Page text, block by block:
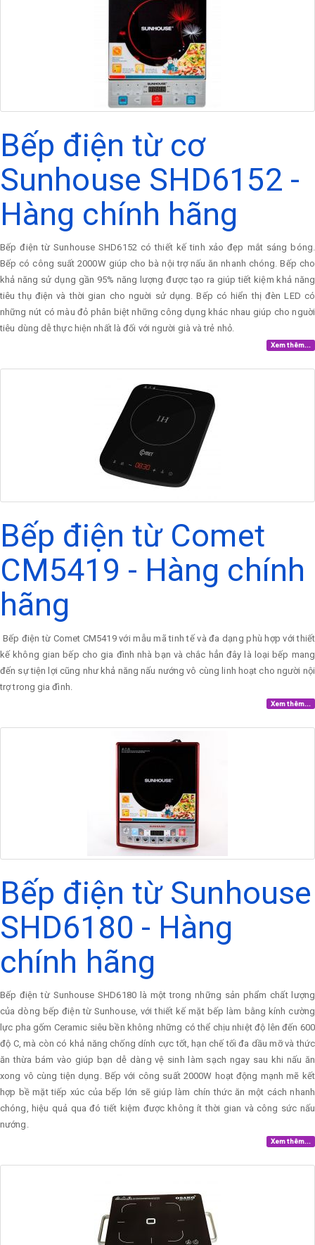
Bếp điện từ cơ
Sunhouse SHD6152 -
Hàng chính hãng
Bếp điện từ Sunhouse SHD6152 có thiết kế tinh xảo đẹp mắt sáng bóng.
Bếp có công suất 2000W giúp cho bà nội trợ nấu ăn nhanh chóng. Bếp cho
khả năng sử dụng gần 95% năng lượng được tạo ra giúp tiết kiệm khả năng
tiêu thụ điện và thời gian cho nguời sử dụng. Bếp có hiển thị đèn LED có
những nút có màu đỏ phân biệt những công dụng khác nhau giúp cho nguời
tiêu dùng dễ thực hiện nhất là đối với người già và trẻ nhỏ.
Xem thêm...
Bếp điện từ Comet
CM5419 - Hàng chính
hãng
Bếp điện từ Comet CM5419 với mẫu mã tinh tế và đa dạng phù hợp với thiết
kế không gian bếp cho gia đình nhà bạn và chắc hẳn đây là loại bếp mang
đến sự tiện lợi cũng như khả năng nấu nướng vô cùng linh hoạt cho người nội
trợ trong gia đình.
Xem thêm...
Bếp điện từ Sunhouse
SHD6180 - Hàng
chính hãng
Bếp điện từ Sunhouse SHD6180 là một trong những sản phẩm chất lượng
của dòng bếp điện từ Sunhouse, với thiết kế mặt bếp làm bằng kính cường
lực pha gốm Ceramic siêu bền không những có thể chịu nhiệt độ lên đến 600
độ C, mà còn có khả năng chống dính cực tốt, hạn chế tối đa dầu mỡ và thức
ăn thừa bám vào giúp bạn dễ dàng vệ sinh làm sạch ngay sau khi nấu ăn
xong vô cùng tiện dụng. Bếp với công suất 2000W hoạt động mạnh mẽ kết
hợp bề mặt tiếp xúc của bếp lớn sẽ giúp làm chín thức ăn một cách nhanh
chóng, hiệu quả qua đó tiết kiệm được không ít thời gian và công sức nấu
nướng.
Xem thêm...